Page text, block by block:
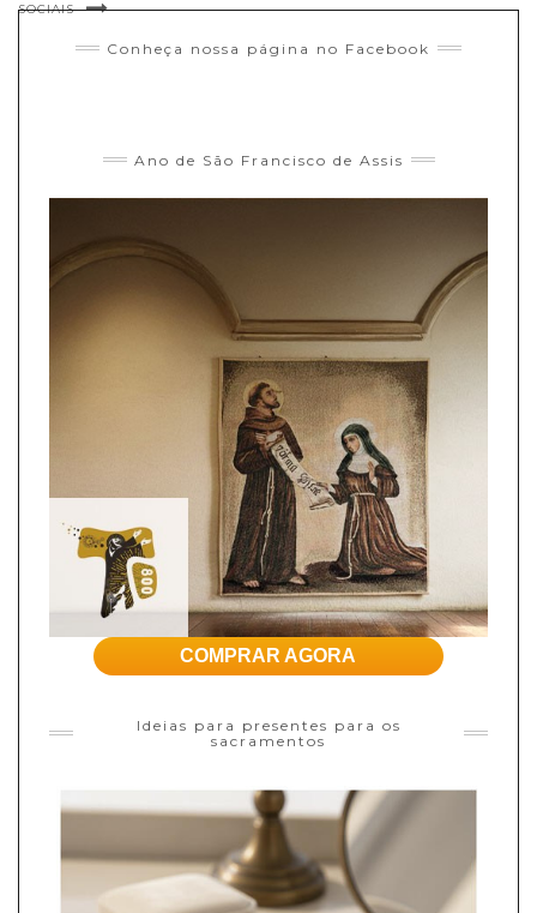
SOCIAIS
Conheça nossa página no Facebook
Ano de São Francisco de Assis
COMPRAR AGORA
Ideias para presentes para os
sacramentos